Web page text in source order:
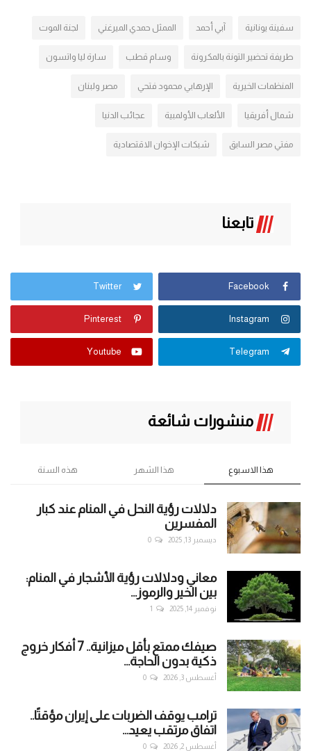
سفينة يونانية آبي أحمد الممثل حمدي الميرغني لجنة الموت
طريفة تحضير التونة بالمكرونة وسام قطب سارة ليا واتسون
المنظمات الخيرية الإرهابي محمود فتحي مصر ولبنان
شمال أفريقيا الألعاب الأولمبية عجائب الدنيا
مفتي مصر السابق شبكات الإخوان الاقتصادية
تابعنا
Facebook
Twitter
Instagram
Pinterest
Telegram
Youtube
منشورات شائعة
هذا الاسبوع هذا الشهر هذه السنة
دلالات رؤية النحل في المنام عند كبار
المفسرين
ديسمبر 13, 2025 0
معاني ودلالات رؤية الأشجار في المنام:
بين الخير والرموز...
نوفمبر 14, 2025 1
صيفك ممتع بأقل ميزانية.. 7 أفكار خروج
ذكية بدون الحاجة...
أغسطس 3, 2026 0
ترامب يوقف الضربات على إيران مؤقتًا..
اتفاق مرتقب يعيد...
أغسطس 2, 2026 0